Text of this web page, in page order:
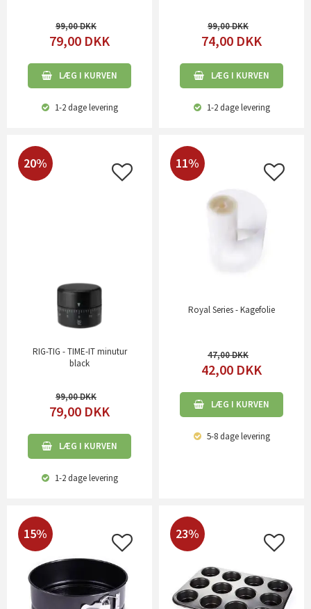
99,00
79,00 DKK
LÆG I KURVEN
1-2 dagelevering
99,00
74,00 DKK
LÆG I KURVEN
1-2 dagelevering
20%
RIG-TIG - TIME-IT minutur
black
99,00
79,00 DKK
LÆG I KURVEN
1-2 dagelevering
11%
Royal Series - Kagefolie
47,00
42,00 DKK
LÆG I KURVEN
5-8 dagelevering
15% 23%